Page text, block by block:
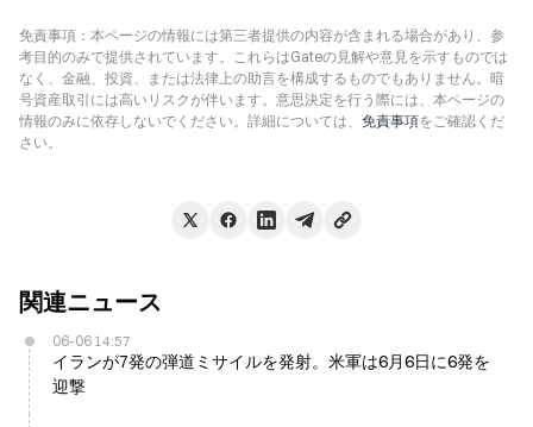
免責事項：本ページの情報には第三者提供の内容が含まれる場合があり、参
考目的のみで提供されています。これらはGateの見解や意見を示すものでは
なく、金融、投資、または法律上の助言を構成するものでもありません。暗
号資産取引には高いリスクが伴います。意思決定を行う際には、本ページの
情報のみに依存しないでください。詳細については、 免責事項をご確認くだ
さい。
関連ニュース
06-06 14:57
イランが7発の弾道ミサイルを発射。米軍は6月6日に6発を
迎撃